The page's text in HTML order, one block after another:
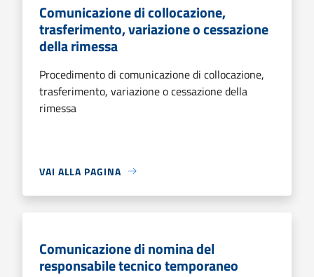
Comunicazione di collocazione,
trasferimento, variazione o cessazione
della rimessa
Procedimento di comunicazione di collocazione,
trasferimento, variazione o cessazione della
rimessa
VAI ALLA PAGINA
Comunicazione di nomina del
responsabile tecnico temporaneo